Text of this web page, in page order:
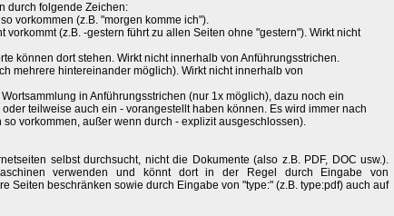
durch folgende Zeichen:
vorkommen (z.B. "morgen komme ich").
vorkommt (z.B. -gestern führt zu allen Seiten ohne "gestern"). Wirkt nicht
können dort stehen. Wirkt nicht innerhalb von Anführungsstrichen.
mehrere hintereinander möglich). Wirkt nicht innerhalb von
in Anführungsstrichen (nur 1x möglich), dazu noch ein
teilweise auch ein - vorangestellt haben können. Es wird immer nach
vorkommen, außer wenn durch - explizit ausgeschlossen).
selbst durchsucht, nicht die Dokumente (also z.B. PDF, DOC usw.).
verwenden und könnt dort in der Regel durch Eingabe von
Seiten beschränken sowie durch Eingabe von "type:" (z.B. type:pdf) auch auf